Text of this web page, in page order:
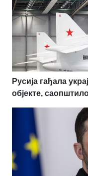
Русија гађала
објекте,